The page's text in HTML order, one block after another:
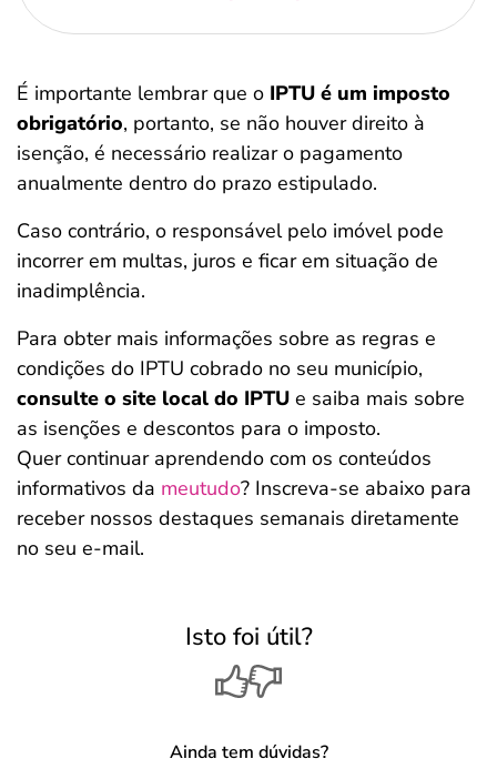
É importante lembrar que o IPTU é um imposto
obrigatório, portanto, se não houver direito à
isenção, é necessário realizar o pagamento
anualmente dentro do prazo estipulado.
Caso contrário, o responsável pelo imóvel pode
incorrer em multas, juros e ficar em situação de
inadimplência.
Para obter mais informações sobre as regras e
condições do IPTU cobrado no seu município,
consulte o site local do IPTU e saiba mais sobre
as isenções e descontos para o imposto.
Quer continuar aprendendo com os conteúdos
informativos da meutudo? Inscreva-se abaixo para
receber nossos destaques semanais diretamente
no seu e-mail.
Isto foi útil?
Ainda tem dúvidas?